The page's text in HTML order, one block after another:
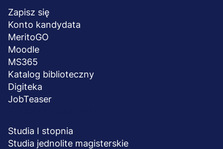
stopka
Zapisz się
Konto kandydata
MeritoGO
Moodle
MS365
Katalog biblioteczny
Digiteka
JobTeaser
Studia I stopnia
Studia jednolite magisterskie